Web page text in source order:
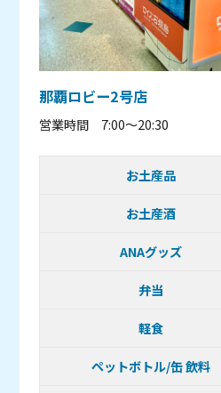
那覇ロビー2号店
営業時間 7:00～20:30
お土産品
お土産酒
ANAグッズ
弁当
軽食
ペットボトル/缶 飲料